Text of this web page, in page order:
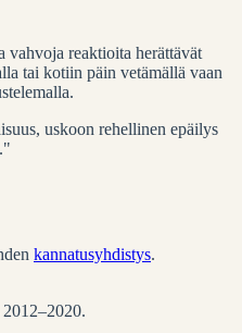
vahvoja reaktioita herättävät
tai kotiin päin vetämällä vaan
uskoon rehellinen epäilys
kannatusyhdistys.